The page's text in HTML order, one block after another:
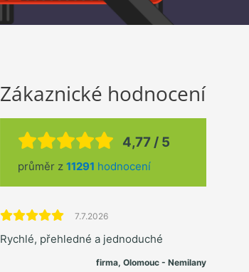
Zákaznické hodnocení
4,77 / 5
průměr z 11291 hodnocení
7.7.2026
Rychlé, přehledné a jednoduché
firma, Olomouc - Nemilany